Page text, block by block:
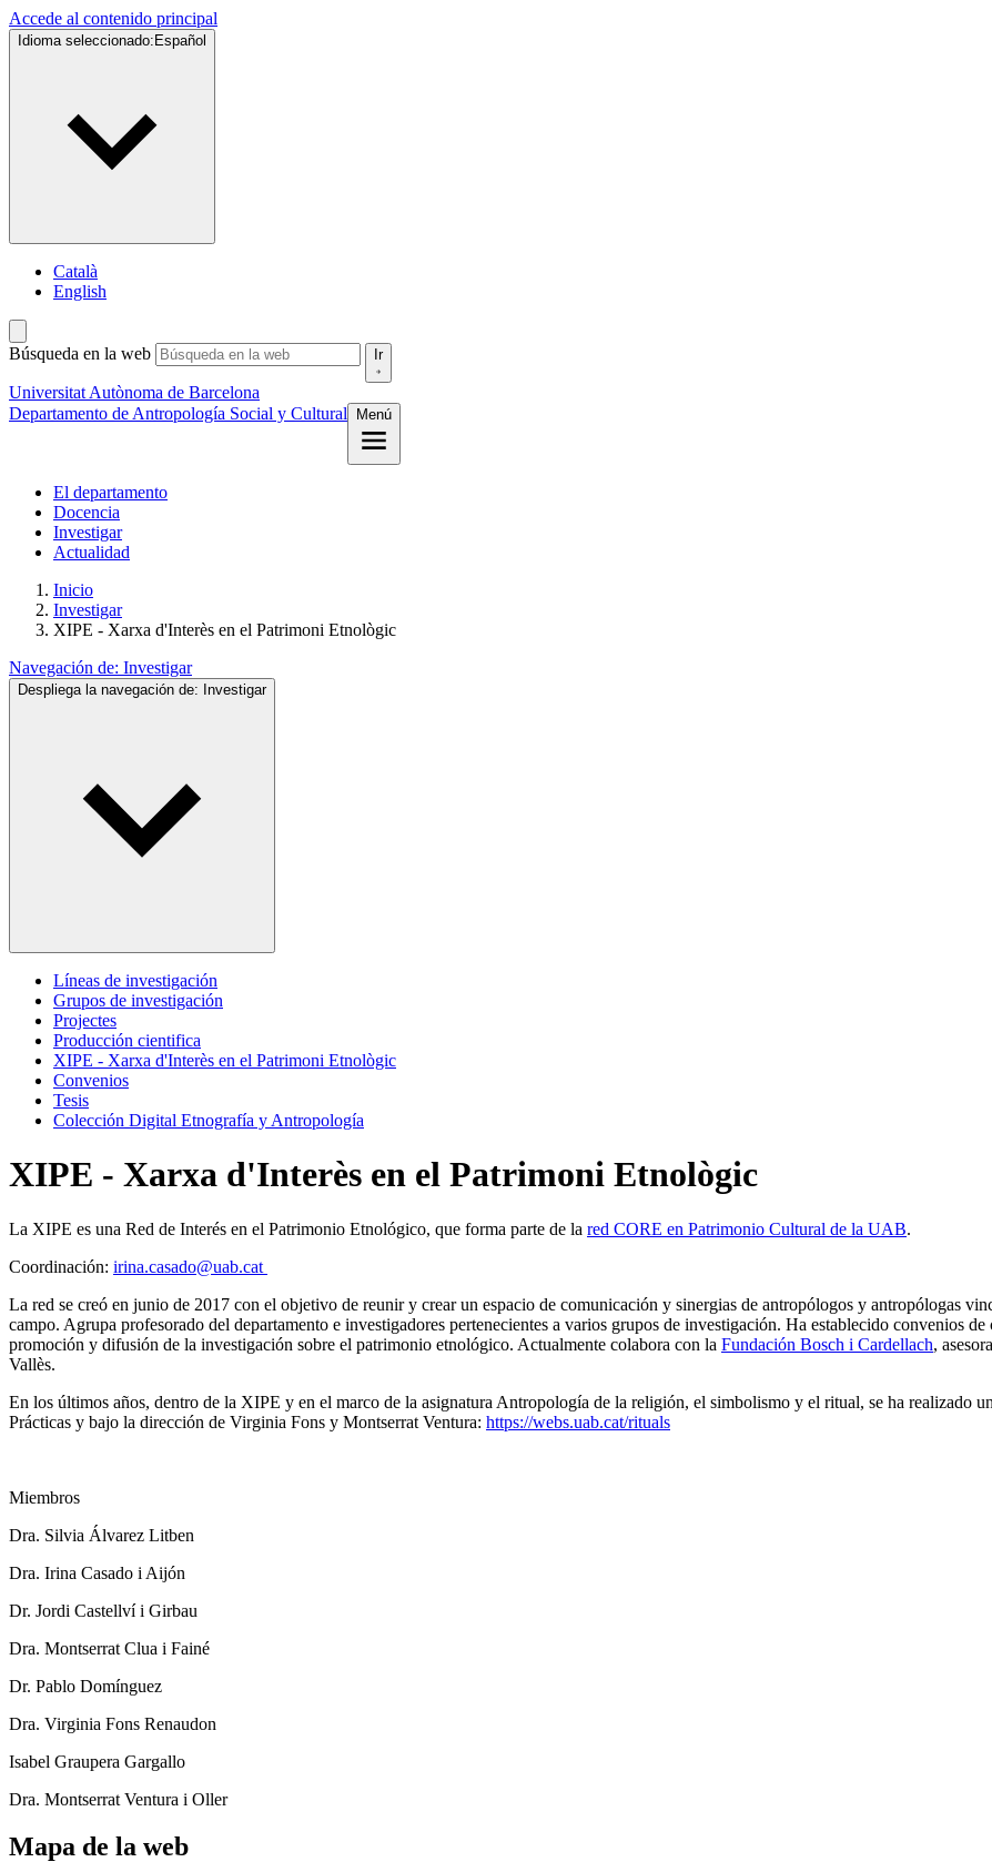
Accede al contenido principal
Idioma seleccionado: Español
Català
English
Búsqueda en la web Ir
Universitat Autònoma de Barcelona
Departamento de Antropología Social y Cultural
Menú
El departamento
Docencia
Investigar
Actualidad
Inicio
Investigar
XIPE - Xarxa d'Interès en el Patrimoni Etnològic
Navegación de: Investigar
Despliega la navegación de: Investigar
Líneas de investigación
Grupos de investigación
Projectes
Producción cientifica
XIPE - Xarxa d'Interès en el Patrimoni Etnològic
Convenios
Tesis
Colección Digital Etnografía y Antropología
XIPE - Xarxa d'Interès en el Patrimoni Etnològic
La XIPE es una Red de Interés en el Patrimonio Etnológico, que forma parte de la red CORE en Patrimonio Cultural de la UAB.
Coordinación: irina.casado@uab.cat
La red se creó en junio de 2017 con el objetivo de reunir y crear un espacio de comunicación y sinergias de antropólogos y antropólogas
campo. Agrupa profesorado del departamento e investigadores pertenecientes a varios grupos de investigación. Ha establecido convenios
promoción y difusión de la investigación sobre el patrimonio etnológico. Actualmente colabora con la Fundación Bosch i Cardellach,
Vallès.
En los últimos años, dentro de la XIPE y en el marco de la asignatura Antropología de la religión, el simbolismo y el ritual, se ha realizado
Prácticas y bajo la dirección de Virginia Fons y Montserrat Ventura: https://webs.uab.cat/rituals
Miembros
Dra. Silvia Álvarez Litben
Dra. Irina Casado i Aijón
Dr. Jordi Castellví i Girbau
Dra. Montserrat Clua i Fainé
Dr. Pablo Domínguez
Dra. Virginia Fons Renaudon
Isabel Graupera Gargallo
Dra. Montserrat Ventura i Oller
Mapa de la web